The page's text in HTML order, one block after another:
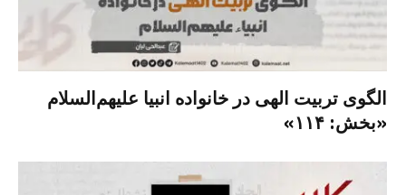
الگوی تربیت الهی در خانواده انبیا‌‌ علیهم‌السلام
«بخش: ۱۱۴»